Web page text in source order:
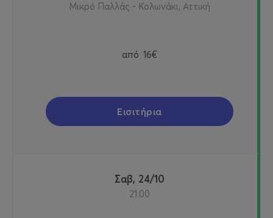
Μικρό Παλλάς - Κολωνάκι, Αττική
από 16€
Εισιτήρια
Σαβ, 24/10
21:00